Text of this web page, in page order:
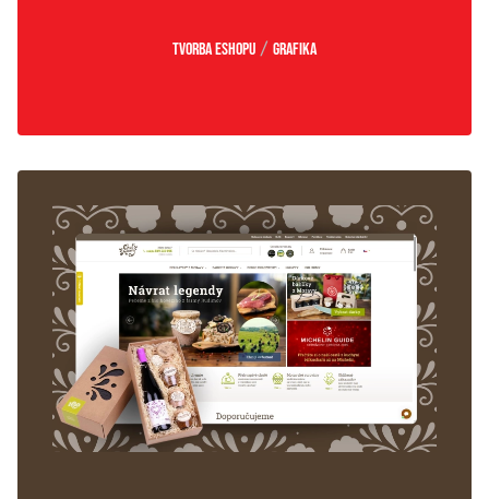
Tvorba eshopu / Grafika